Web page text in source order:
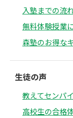
入塾までの流
無料体験授業
森塾のお得な
生徒の声
教えてセンパ
高校生の合格